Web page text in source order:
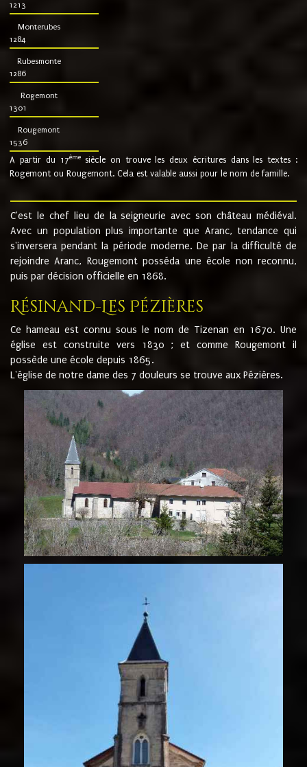
1213
Monterubes
1284
Rubesmonte
1286
Rogemont
1301
Rougemont
1536
A partir du 17ème siècle on trouve les deux écritures dans les textes :
Rogemont ou Rougemont. Cela est valable aussi pour le nom de famille.
C'est le chef lieu de la seigneurie avec son château médiéval.
Avec un population plus importante que Aranc, tendance qui
s'inversera pendant la période moderne. De par la difficulté de
rejoindre Aranc, Rougemont posséda une école non reconnu,
puis par décision officielle en 1868.
Résinand-Les Pézières
Ce hameau est connu sous le nom de Tizenan en 1670. Une
église est construite vers 1830 ; et comme Rougemont il
possède une école depuis 1865.
L'église de notre dame des 7 douleurs se trouve aux Pézières.